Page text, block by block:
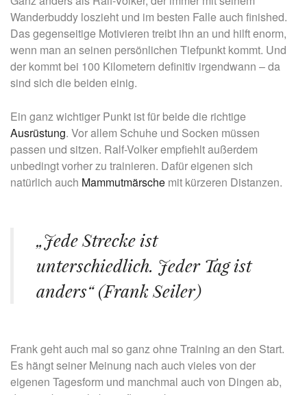
Wanderbuddy loszieht und im besten Falle auch finished.
Das gegenseitige Motivieren treibt ihn an und hilft enorm,
wenn man an seinen persönlichen Tiefpunkt kommt. Und
der kommt bei 100 Kilometern definitiv irgendwann – da
sind sich die beiden einig.
Ein ganz wichtiger Punkt ist für beide die richtige
Ausrüstung. Vor allem Schuhe und Socken müssen
passen und sitzen. Ralf-Volker empfiehlt außerdem
unbedingt vorher zu trainieren. Dafür eigenen sich
natürlich auch Mammutmärsche mit kürzeren Distanzen.
„Jede Strecke ist
unterschiedlich. Jeder Tag ist
anders“ (Frank Seiler)
Frank geht auch mal so ganz ohne Training an den Start.
Es hängt seiner Meinung nach auch vieles von der
eigenen Tagesform und manchmal auch von Dingen ab,